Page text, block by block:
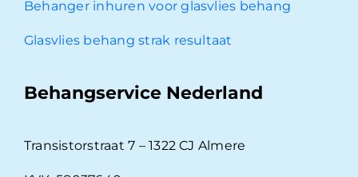
Behanger inhuren voor glasvlies behang
Glasvlies behang strak resultaat
Behangservice Nederland
Transistorstraat 7 – 1322 CJ Almere